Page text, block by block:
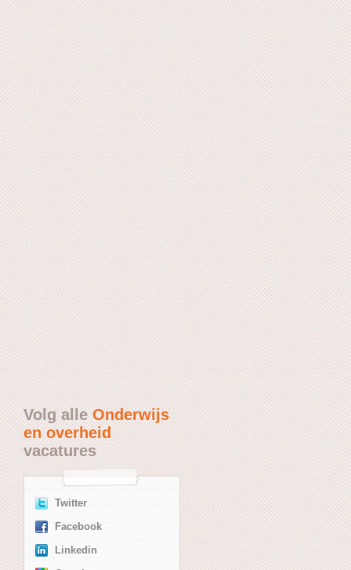
Volg alleOnderwijs
en overheid
vacatures
Twitter
Facebook
Linkedin